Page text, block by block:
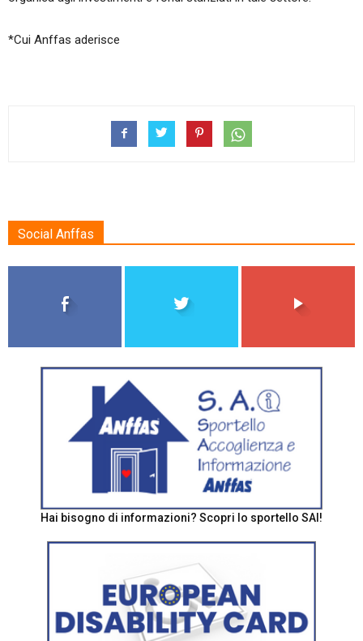
*Cui Anffas aderisce
Social Anffas
Hai bisogno di informazioni? Scopri lo sportello SAI!